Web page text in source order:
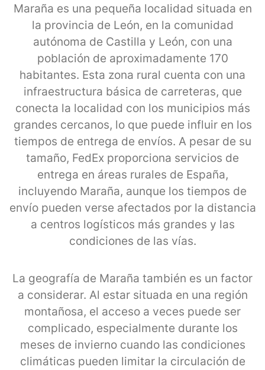
Maraña es una pequeña localidad situada en
la provincia de León, en la comunidad
autónoma de Castilla y León, con una
población de aproximadamente 170
habitantes. Esta zona rural cuenta con una
infraestructura básica de carreteras, que
conecta la localidad con los municipios más
grandes cercanos, lo que puede influir en los
tiempos de entrega de envíos. A pesar de su
tamaño, FedEx proporciona servicios de
entrega en áreas rurales de España,
incluyendo Maraña, aunque los tiempos de
envío pueden verse afectados por la distancia
a centros logísticos más grandes y las
condiciones de las vías.
La geografía de Maraña también es un factor
a considerar. Al estar situada en una región
montañosa, el acceso a veces puede ser
complicado, especialmente durante los
meses de invierno cuando las condiciones
climáticas pueden limitar la circulación de